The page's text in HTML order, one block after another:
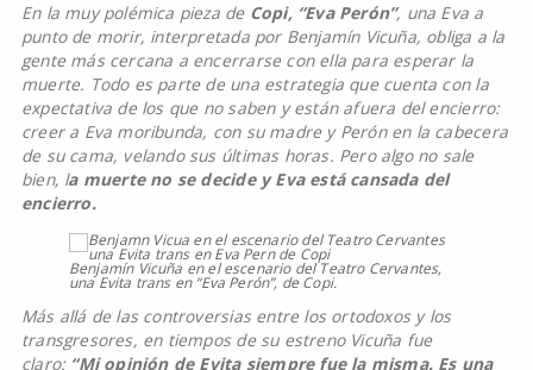
En la muy polémica pieza de Copi, “Eva Perón”, una Eva a
punto de morir, interpretada por Benjamín Vicuña, obliga a la
gente más cercana a encerrarse con ella para esperar la
muerte. Todo es parte de una estrategia que cuenta con la
expectativa de los que no saben y están afuera del encierro:
creer a Eva moribunda, con su madre y Perón en la cabecera
de su cama, velando sus últimas horas. Pero algo no sale
bien, la muerte no se decide y Eva está cansada del
encierro.
Benjamín Vicuña en el escenario del Teatro Cervantes,
una Evita trans en “Eva Perón”, de Copi.
Más allá de las controversias entre los ortodoxos y los
transgresores, en tiempos de su estreno Vicuña fue
claro: “Mi opinión de Evita siempre fue la misma. Es una